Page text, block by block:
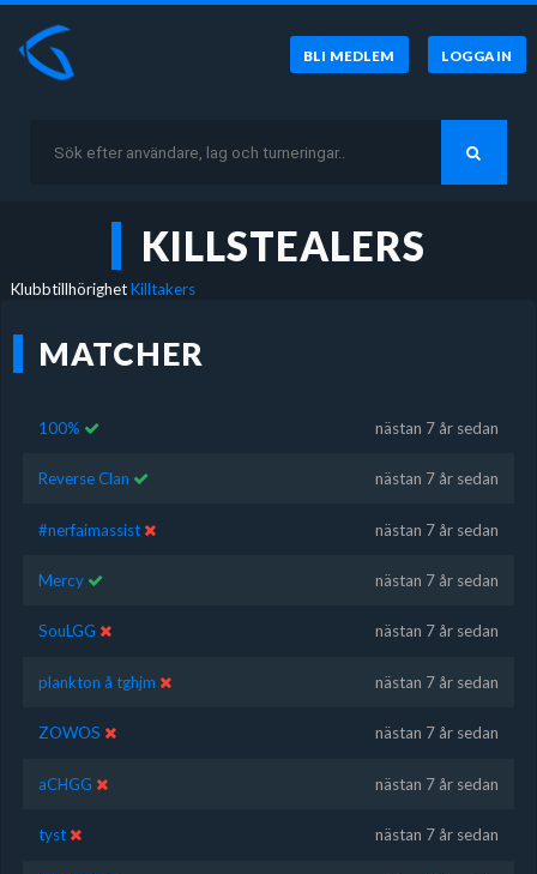
BLI MEDLEM LOGGA IN
KILLSTEALERS
KlubbtillhörighetKilltakers
MATCHER
100% nästan 7 år sedan
Reverse Clan nästan 7 år sedan
#nerfaimassist nästan 7 år sedan
Mercy nästan 7 år sedan
SouLGG nästan 7 år sedan
plankton å tghjm nästan 7 år sedan
ZOWOS nästan 7 år sedan
aCHGG nästan 7 år sedan
tyst nästan 7 år sedan